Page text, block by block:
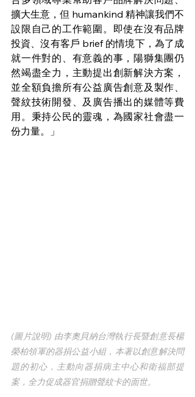
擴大生意，但 humankind 精神讓我們不
設限自己的工作範圍。即使在沒有品牌
投資、沒有客戶 brief 的情境下，為了成
就一件對的、有意義的事，陽獅集團仍
然竭盡全力，主動提出創新解決方案，
並全額負擔所有公益廣告創意及製作、
聲紋技術開發、及廣告播出的媒體等費
用。秉持公民的靈魂，為國家社會盡一
份力量。」
(圖片說明) 由李奧貝納台灣執行長暨創意長楊
榮柏領軍的器捐公益小組，本著以創意解決問
題的初心，主動向器捐病主中心和衛福部提
案，全力促成器官捐贈聲紋卡的面世。